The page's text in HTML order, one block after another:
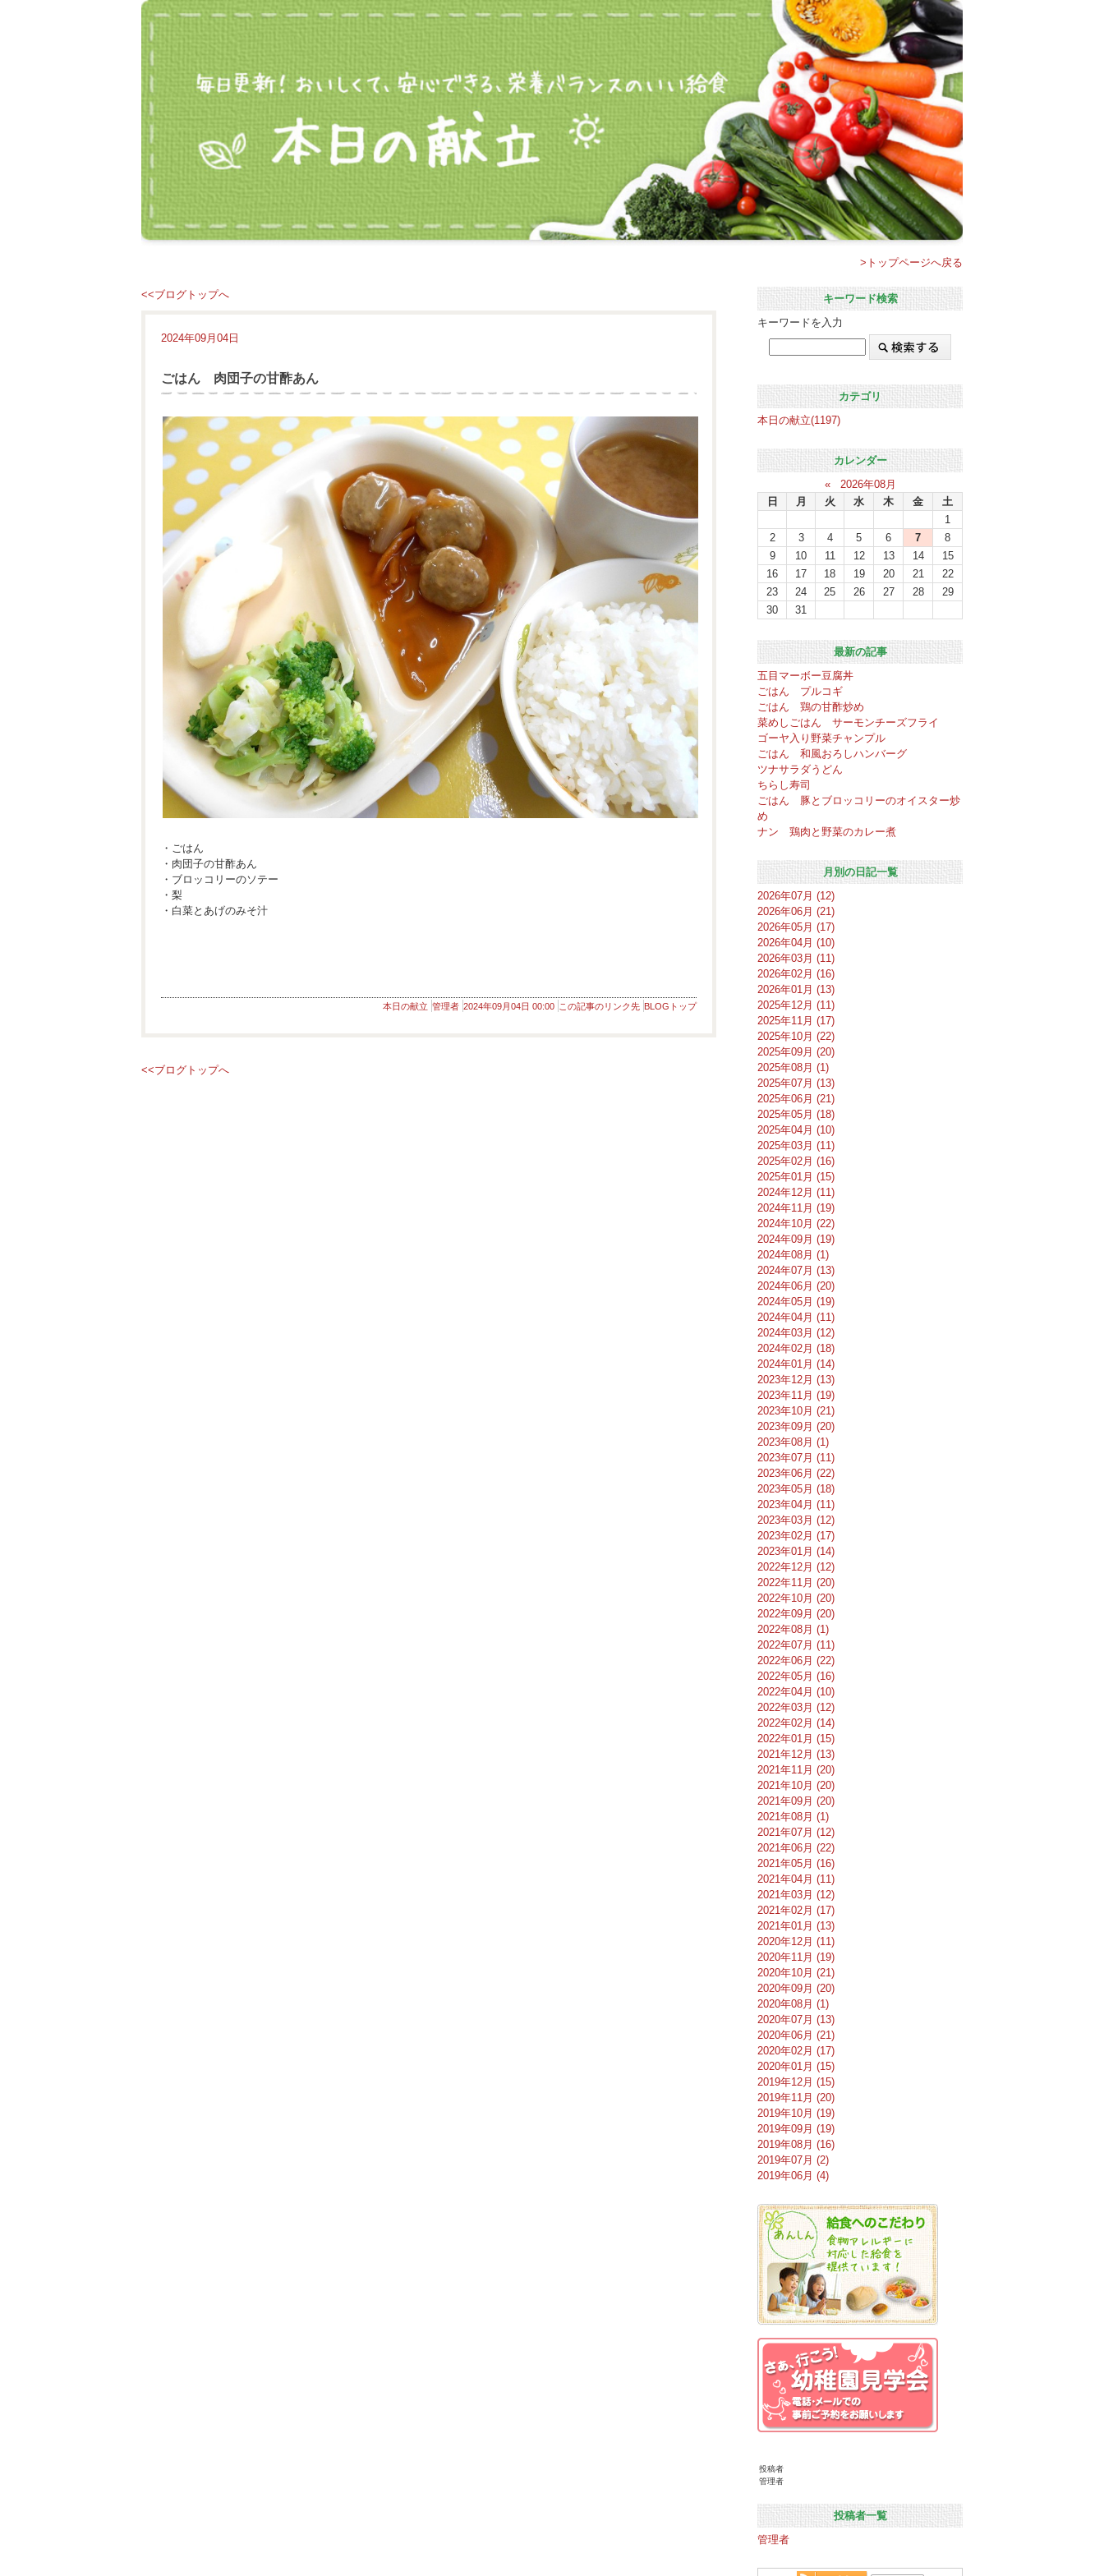
>トップページへ戻る
<<ブログトップへ
2024年09月04日
ごはん 肉団子の甘酢あん
・ごはん
・肉団子の甘酢あん
・ブロッコリーのソテー
・梨
・白菜とあげのみそ汁
本日の献立 管理者 2024年09月04日 00:00 この記事のリンク先 BLOGトップ
<<ブログトップへ
キーワード検索
キーワードを入力
カテゴリ
本日の献立(1197)
カレンダー
«
2026年08月
日
月 火 水 木 金
土
1
2
3 4 5 6 7
8
9
10 11 12 13 14
15
16
17 18 19 20 21
22
23
24 25 26 27 28
29
30
31
最新の記事
五目マーボー豆腐丼
ごはん プルコギ
ごはん 鶏の甘酢炒め
菜めしごはん サーモンチーズフライ
ゴーヤ入り野菜チャンプル
ごはん 和風おろしハンバーグ
ツナサラダうどん
ちらし寿司
ごはん 豚とブロッコリーのオイスター炒
め
ナン 鶏肉と野菜のカレー煮
月別の日記一覧
2026年07月 (12)
2026年06月 (21)
2026年05月 (17)
2026年04月 (10)
2026年03月 (11)
2026年02月 (16)
2026年01月 (13)
2025年12月 (11)
2025年11月 (17)
2025年10月 (22)
2025年09月 (20)
2025年08月 (1)
2025年07月 (13)
2025年06月 (21)
2025年05月 (18)
2025年04月 (10)
2025年03月 (11)
2025年02月 (16)
2025年01月 (15)
2024年12月 (11)
2024年11月 (19)
2024年10月 (22)
2024年09月 (19)
2024年08月 (1)
2024年07月 (13)
2024年06月 (20)
2024年05月 (19)
2024年04月 (11)
2024年03月 (12)
2024年02月 (18)
2024年01月 (14)
2023年12月 (13)
2023年11月 (19)
2023年10月 (21)
2023年09月 (20)
2023年08月 (1)
2023年07月 (11)
2023年06月 (22)
2023年05月 (18)
2023年04月 (11)
2023年03月 (12)
2023年02月 (17)
2023年01月 (14)
2022年12月 (12)
2022年11月 (20)
2022年10月 (20)
2022年09月 (20)
2022年08月 (1)
2022年07月 (11)
2022年06月 (22)
2022年05月 (16)
2022年04月 (10)
2022年03月 (12)
2022年02月 (14)
2022年01月 (15)
2021年12月 (13)
2021年11月 (20)
2021年10月 (20)
2021年09月 (20)
2021年08月 (1)
2021年07月 (12)
2021年06月 (22)
2021年05月 (16)
2021年04月 (11)
2021年03月 (12)
2021年02月 (17)
2021年01月 (13)
2020年12月 (11)
2020年11月 (19)
2020年10月 (21)
2020年09月 (20)
2020年08月 (1)
2020年07月 (13)
2020年06月 (21)
2020年02月 (17)
2020年01月 (15)
2019年12月 (15)
2019年11月 (20)
2019年10月 (19)
2019年09月 (19)
2019年08月 (16)
2019年07月 (2)
2019年06月 (4)
投稿者
管理者
投稿者一覧
管理者